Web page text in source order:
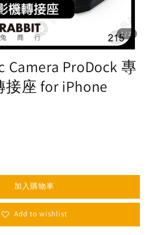
1 /2
Camera ProDock 專
座 for iPhone
加入購物車
Add to wishlist